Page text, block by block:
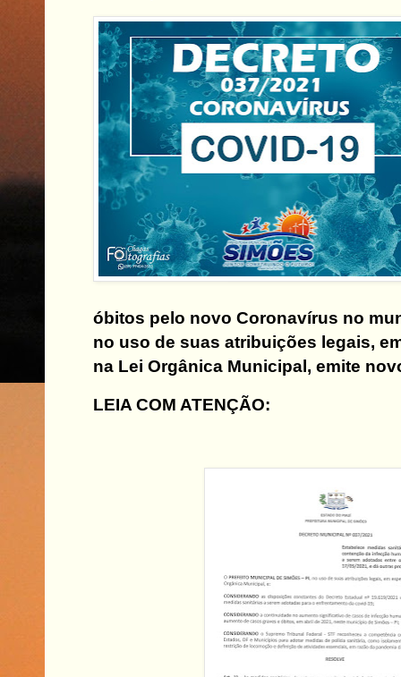
óbitos pelo novo Coronavírus no
no uso de suas atribuições legais,
na Lei Orgânica Municipal, emite
LEIA COM ATENÇÃO: